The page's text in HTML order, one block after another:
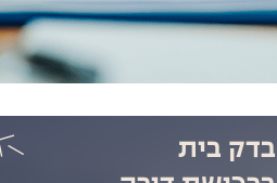
בדק בית